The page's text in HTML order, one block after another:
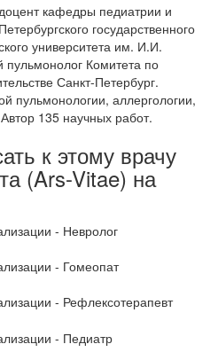
кафедры педиатрии и
государственного
университета им. И.И.
пульмонолог Комитета по
Санкт-Петербург.
пульмонологии, аллергологии,
135 научных работ.
к этому врачу
(Ars-Vitae) на
- Невролог
- Гомеопат
- Рефлексотерапевт
- Педиатр